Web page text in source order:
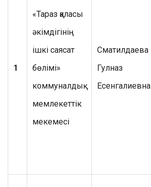
1
«Тараз қаласы
әкімдігінің
ішкі саясат
бөлімі»
коммуналдық
мемлекеттік
мекемесі
Сматилдаева
Гулназ
Есенгалиевна